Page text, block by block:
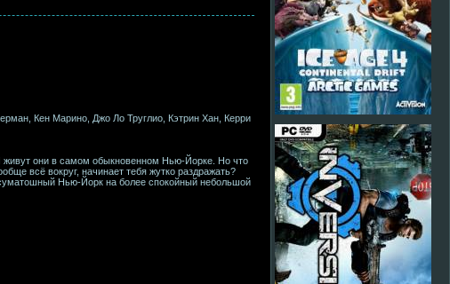
Кен Марино, Джо Ло Труглио, Кэтрин Хан, Керри
они в самом обыкновенном Нью-Йорке. Но что
всё вокруг, начинает тебя жутко раздражать?
Нью-Йорк на более спокойный небольшой